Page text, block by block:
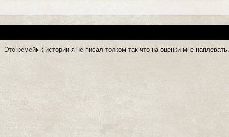
Это ремейк к истории я не писал толком так что на оценки мне наплевать.